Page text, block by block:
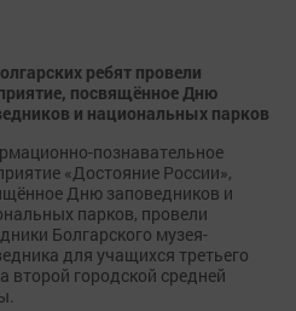
ребят провели
посвящённое Дню
и национальных парков
познавательное
«Достояние России»,
Дню заповедников и
парков, провели
Болгарского музея-
для учащихся третьего
второй городской средней